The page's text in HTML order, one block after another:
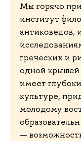
Мы горячо
институт
антиковедов,
греческих и
одной крышей
имеет
культуре,
молодому
—